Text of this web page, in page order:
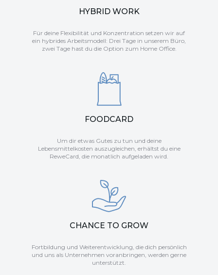
HYBRID WORK
Für deine Flexibilität und Konzentration setzen wir auf
ein hybrides Arbeitsmodell: Drei Tage in unserem Büro,
zwei Tage hast du die Option zum Home Office.
FOODCARD
Um dir etwas Gutes zu tun und deine
Lebensmittelkosten auszugleichen, erhältst du eine
ReweCard, die monatlich aufgeladen wird.
CHANCE TO GROW
Fortbildung und Weiterentwicklung, die dich persönlich
und uns als Unternehmen voranbringen, werden gerne
unterstützt.